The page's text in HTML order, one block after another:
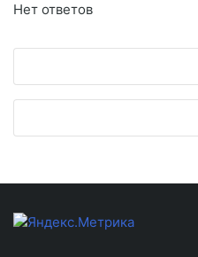
Нет ответов